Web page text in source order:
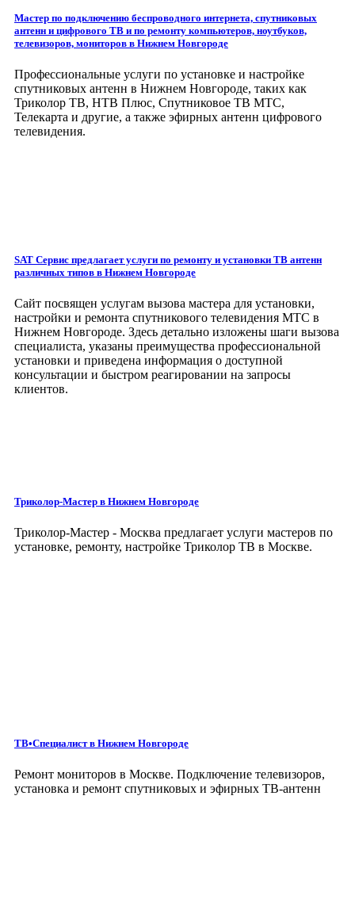
Мастер по подключению беспроводного интернета, спутниковых
антенн и цифрового ТВ и по ремонту компьютеров, ноутбуков,
телевизоров, мониторов в Нижнем Новгороде
Профессиональные услуги по установке и настройке
спутниковых антенн в Нижнем Новгороде, таких как
Триколор ТВ, НТВ Плюс, Спутниковое ТВ МТС,
Телекарта и другие, а также эфирных антенн цифрового
телевидения.
SAT Сервис предлагает услуги по ремонту и установки ТВ антенн
различных типов в Нижнем Новгороде
Сайт посвящен услугам вызова мастера для установки,
настройки и ремонта спутникового телевидения МТС в
Нижнем Новгороде. Здесь детально изложены шаги вызова
специалиста, указаны преимущества профессиональной
установки и приведена информация о доступной
консультации и быстром реагировании на запросы
клиентов.
Триколор-Мастер в Нижнем Новгороде
Триколор-Мастер - Москва предлагает услуги мастеров по
установке, ремонту, настройке Триколор ТВ в Москве.
ТВ•Специалиств Нижнем Новгороде
Ремонт мониторов в Москве. Подключение телевизоров,
установка и ремонт спутниковых и эфирных ТВ-антенн